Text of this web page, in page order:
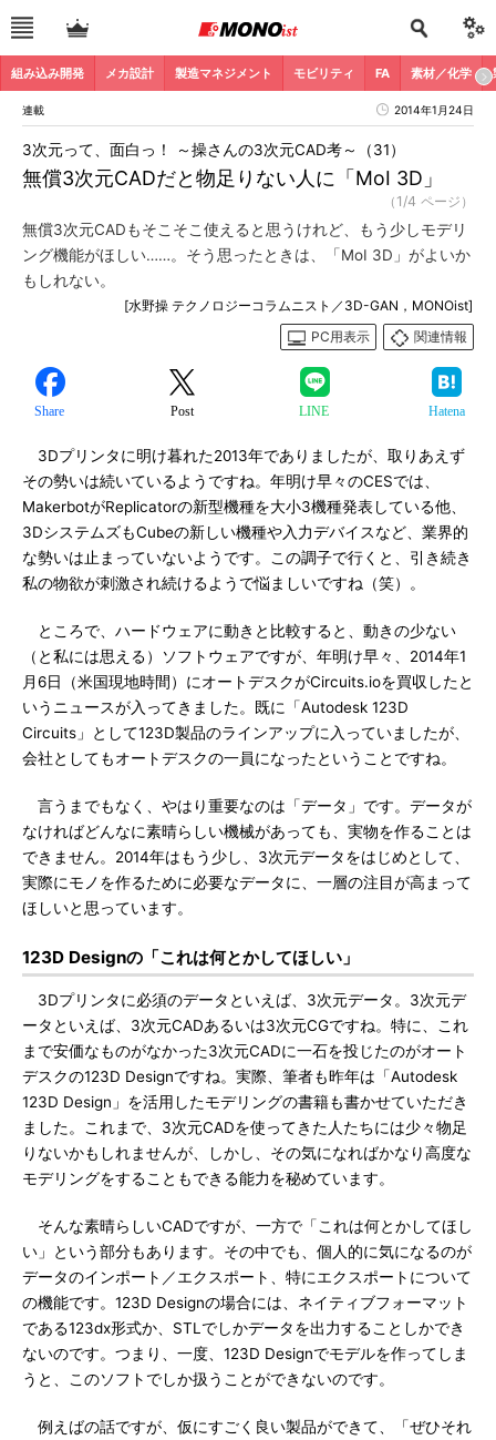
組み込み開発 メカ設計 製造マネジメント モビリティ FA 素材／化学
連載 2014年1月24日
無償3次元CADだと物足りない人に「MoI 3D」
3次元って、面白っ！ ～操さんの3次元CAD考～（31）
（1/4 ページ）
無償3次元CADもそこそこ使えると思うけれど、もう少しモデリ
ング機能がほしい……。そう思ったときは、「MoI 3D」がよいか
もしれない。
[水野操 テクノロジーコラムニスト／3D-GAN，MONOist]
PC用表示
関連情報
Share Post LINE Hatena
3Dプリンタに明け暮れた2013年でありましたが、取りあえず
その勢いは続いているようですね。年明け早々のCESでは、
MakerbotがReplicatorの新型機種を大小3機種発表している他、
3DシステムズもCubeの新しい機種や入力デバイスなど、業界的
な勢いは止まっていないようです。この調子で行くと、引き続き
私の物欲が刺激され続けるようで悩ましいですね（笑）。
ところで、ハードウェアに動きと比較すると、動きの少ない
（と私には思える）ソフトウェアですが、年明け早々、2014年1
月6日（米国現地時間）にオートデスクがCircuits.ioを買収したと
いうニュースが入ってきました。既に「Autodesk 123D
Circuits」として123D製品のラインアップに入っていましたが、
会社としてもオートデスクの一員になったということですね。
言うまでもなく、やはり重要なのは「データ」です。データが
なければどんなに素晴らしい機械があっても、実物を作ることは
できません。2014年はもう少し、3次元データをはじめとして、
実際にモノを作るために必要なデータに、一層の注目が高まって
ほしいと思っています。
123D Designの「これは何とかしてほしい」
3Dプリンタに必須のデータといえば、3次元データ。3次元デ
ータといえば、3次元CADあるいは3次元CGですね。特に、これ
まで安価なものがなかった3次元CADに一石を投じたのがオート
デスクの123D Designですね。実際、筆者も昨年は「Autodesk
123D Design」を活用したモデリングの書籍も書かせていただき
ました。これまで、3次元CADを使ってきた人たちには少々物足
りないかもしれませんが、しかし、その気になればかなり高度な
モデリングをすることもできる能力を秘めています。
そんな素晴らしいCADですが、一方で「これは何とかしてほし
い」という部分もあります。その中でも、個人的に気になるのが
データのインポート／エクスポート、特にエクスポートについて
の機能です。123D Designの場合には、ネイティブフォーマット
である123dx形式か、STLでしかデータを出力することしかでき
ないのです。つまり、一度、123D Designでモデルを作ってしま
うと、このソフトでしか扱うことができないのです。
例えばの話ですが、仮にすごく良い製品ができて、「ぜひそれ